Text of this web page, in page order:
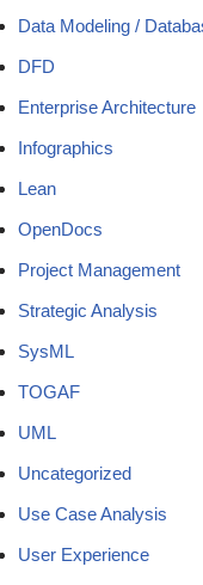
Data Modeling /
DFD
Enterprise Architecture
Infographics
Lean
OpenDocs
Project Management
Strategic Analysis
SysML
TOGAF
UML
Uncategorized
Use Case Analysis
User Experience